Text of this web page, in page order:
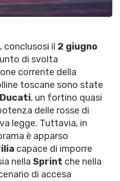
, conclusosi il 2 giugno
di svolta
corrente della
toscane sono state
Ducati, un fortino quasi
delle rosse di
legge. Tuttavia, in
è apparso
capace di imporre
nella Sprint che nella
di accesa